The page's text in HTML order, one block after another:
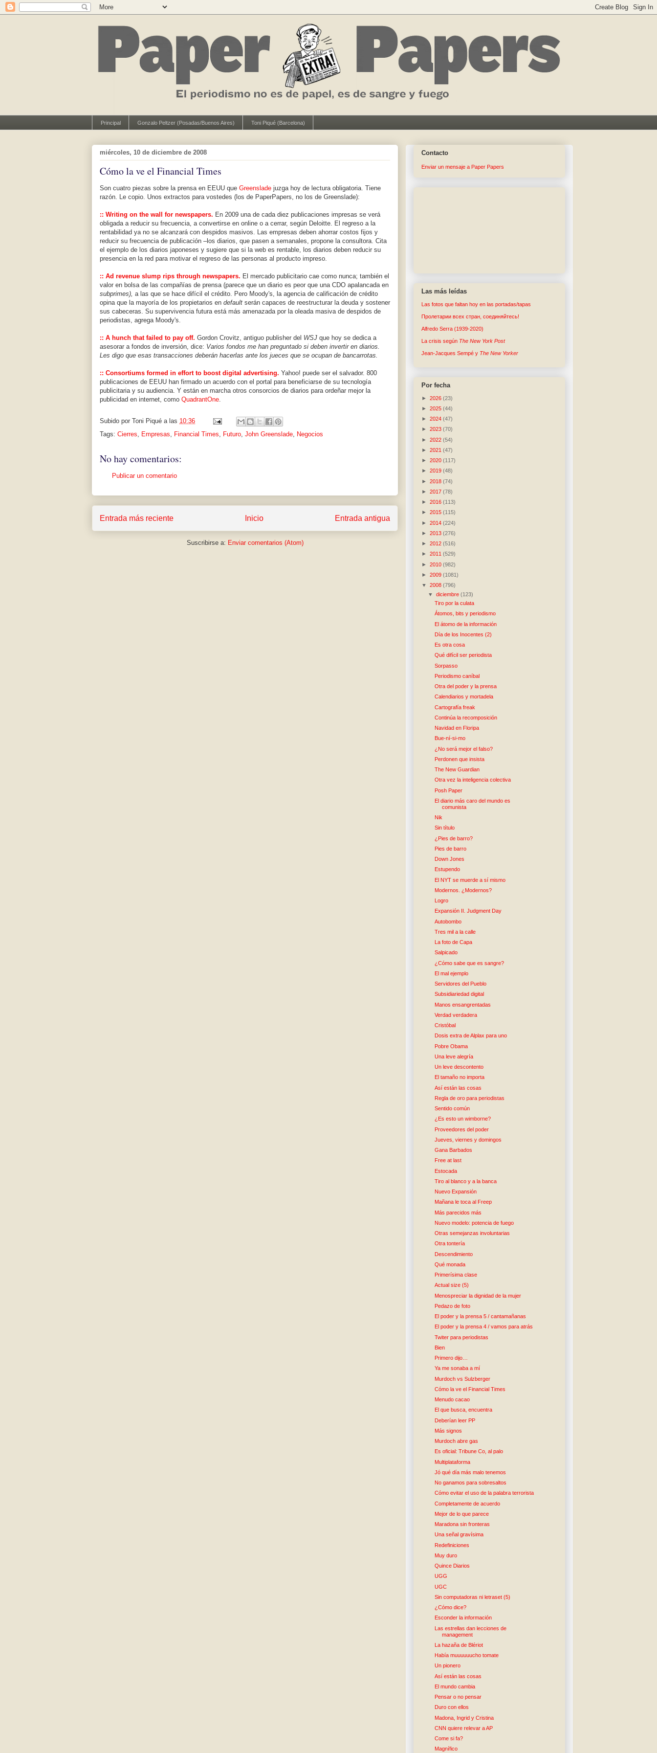
Principal Gonzalo Peltzer (Posadas/Buenos Aires) Toni Piqué (Barcelona)
miércoles, 10 de diciembre de 2008
Cómo la ve el Financial Times
Son cuatro piezas sobre la prensa en EEUU que Greenslade juzga hoy de lectura obligatoria. Tiene
razón. Le copio. Unos extractos para vostedes (los de PaperPapers, no los de Greenslade):
:: Writing on the wall for newspapers. En 2009 una de cada diez publicaciones impresas se verá
obligada a reducir su frecuencia, a convertirse en online o a cerrar, según Deloitte. El regreso a la
rentabilidad ya no se alcanzará con despidos masivos. Las empresas deben ahorrar costos fijos y
reducir su frecuencia de publicación –los diarios, que pasen a semanales, propone la consultora. Cita
el ejemplo de los diarios japoneses y sugiere que si la web es rentable, los diarios deben reducir su
presencia en la red para motivar el regreso de las personas al producto impreso.
:: Ad revenue slump rips through newspapers. El mercado publicitario cae como nunca; también el
valor en bolsa de las compañías de prensa (parece que un diario es peor que una CDO apalancada en
subprimes), a las que se hace difícil el crédito. Pero Moody's, la agencia de calificación de crédito
opina que la mayoría de los propietarios en default serán capaces de reestructurar la deuda y sostener
sus cabeceras. Su supervivencia futura está más amenazada por la oleada masiva de despidos de
periodistas, agrega Moody's.
:: A hunch that failed to pay off. Gordon Crovitz, antiguo publisher del WSJ que hoy se dedica a
asesorar a fondos de inversión, dice: Varios fondos me han preguntado si deben invertir en diarios.
Les digo que esas transacciones deberán hacerlas ante los jueces que se ocupan de bancarrotas.
:: Consortiums formed in effort to boost digital advertising. Yahoo! puede ser el salvador. 800
publicaciones de EEUU han firmado un acuerdo con el portal para beneficiarse de su tecnología
publicitaria y su audiencia. Y están en marcha otros consorcios de diarios para ordeñar mejor la
publicidad en internet, como QuadrantOne.
Subido por Toni Piqué a las 10:36
Tags: Cierres, Empresas, Financial Times, Futuro, John Greenslade, Negocios
No hay comentarios:
Publicar un comentario
Entrada más reciente Entrada antigua
Inicio
Suscribirse a: Enviar comentarios (Atom)
Contacto
Enviar un mensaje a Paper Papers
Las más leídas
Las fotos que faltan hoy en las portadas/tapas
Пролетарии всех стран, соединяйтесь!
Alfredo Serra (1939-2020)
La crisis según The New York Post
Jean-Jacques Sempé y The New Yorker
Por fecha
► 2026 (23)
► 2025 (44)
► 2024 (47)
► 2023 (70)
► 2022 (54)
► 2021 (47)
► 2020 (117)
► 2019 (48)
► 2018 (74)
► 2017 (78)
► 2016 (113)
► 2015 (115)
► 2014 (224)
► 2013 (276)
► 2012 (516)
► 2011 (529)
► 2010 (982)
► 2009 (1081)
▼ 2008 (796)
▼diciembre(123)
Tiro por la culata
Átomos, bits y periodismo
El átomo de la información
Día de los Inocentes (2)
Es otra cosa
Qué difícil ser periodista
Sorpasso
Periodismo caníbal
Otra del poder y la prensa
Calendiarios y mortadela
Cartografía freak
Continúa la recomposición
Navidad en Floripa
Bue-ní-si-mo
¿No será mejor el falso?
Perdonen que insista
The New Guardian
Otra vez la inteligencia colectiva
Posh Paper
El diario más caro del mundo es
comunista
Nik
Sin título
¿Pies de barro?
Pies de barro
Down Jones
Estupendo
El NYT se muerde a sí mismo
Modernos. ¿Modernos?
Logro
Expansión II. Judgment Day
Autobombo
Tres mil a la calle
La foto de Capa
Salpicado
¿Cómo sabe que es sangre?
El mal ejemplo
Servidores del Pueblo
Subsidiariedad digital
Manos ensangrentadas
Verdad verdadera
Cristóbal
Dosis extra de Alplax para uno
Pobre Obama
Una leve alegría
Un leve descontento
El tamaño no importa
Así están las cosas
Regla de oro para periodistas
Sentido común
¿Es esto un wimborne?
Proveedores del poder
Jueves, viernes y domingos
Gana Barbados
Free at last
Estocada
Tiro al blanco y a la banca
Nuevo Expansión
Mañana le toca al Freep
Más parecidos más
Nuevo modelo: potencia de fuego
Otras semejanzas involuntarias
Otra tontería
Descendimiento
Qué monada
Primerísima clase
Actual size (5)
Menospreciar la dignidad de la mujer
Pedazo de foto
El poder y la prensa 5 / cantamañanas
El poder y la prensa 4 / vamos para atrás
Twiter para periodistas
Bien
Primero dijo…
Ya me sonaba a mí
Murdoch vs Sulzberger
Cómo la ve el Financial Times
Menudo cacao
El que busca, encuentra
Deberían leer PP
Más signos
Murdoch abre gas
Es oficial: Tribune Co, al palo
Multiplataforma
Jó qué día más malo tenemos
No ganamos para sobresaltos
Cómo evitar el uso de la palabra terrorista
Completamente de acuerdo
Mejor de lo que parece
Maradona sin fronteras
Una señal gravísima
Redefiniciones
Muy duro
Quince Diarios
UGG
UGC
Sin computadoras ni letraset (5)
¿Cómo dice?
Esconder la información
Las estrellas dan lecciones de
management
La hazaña de Blériot
Había muuuuuucho tomate
Un pionero
Así están las cosas
El mundo cambia
Pensar o no pensar
Duro con ellos
Madona, Ingrid y Cristina
CNN quiere relevar a AP
Come si fa?
Magnífico